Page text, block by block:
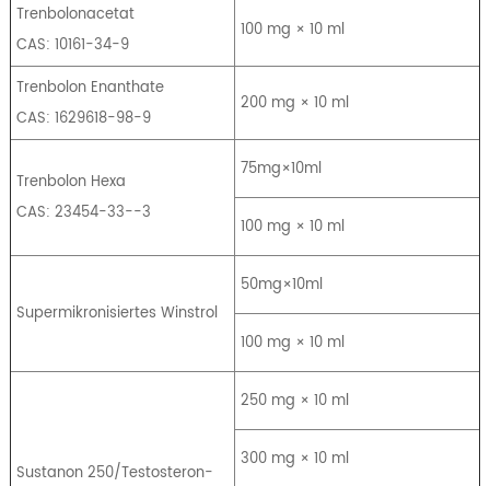
Trenbolonacetat
CAS: 10161-34-9
100 mg × 10 ml
Trenbolon Enanthate
CAS: 1629618-98-9
200 mg × 10 ml
Trenbolon Hexa
CAS: 23454-33--3
75mg×10ml
100 mg × 10 ml
Supermikronisiertes Winstrol
50mg×10ml
100 mg × 10 ml
Sustanon 250/Testosteron-
250 mg × 10 ml
300 mg × 10 ml